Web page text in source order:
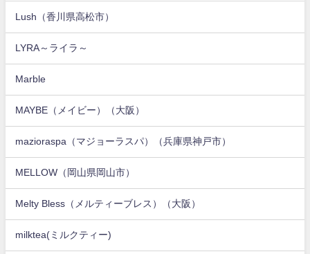
Lush（香川県高松市）
LYRA～ライラ～
Marble
MAYBE（メイビー）（大阪）
mazioraspa（マジョーラスパ）（兵庫県神戸市）
MELLOW（岡山県岡山市）
Melty Bless（メルティーブレス）（大阪）
milktea(ミルクティー)